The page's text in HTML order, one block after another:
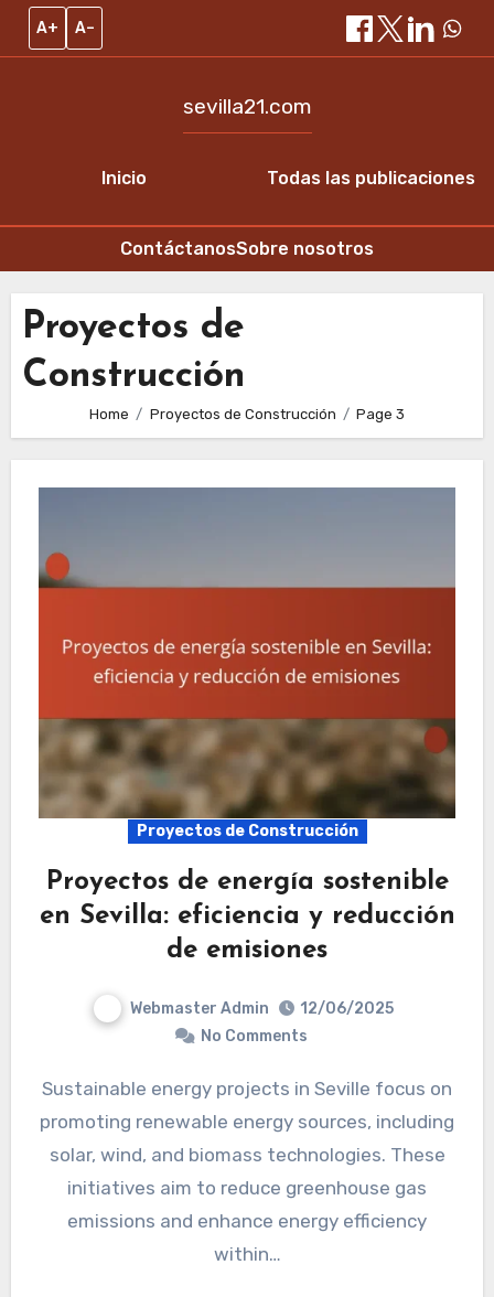
A+ A–
Inicio
sevilla21.com
Todas las publicaciones
ContáctanosSobre nosotros
Proyectos de
Construcción
Home Proyectos de Construcción Page 3
Proyectos de Construcción
Proyectos de energía sostenible
en Sevilla: eficiencia y reducción
de emisiones
Webmaster Admin
12/06/2025
No Comments
Sustainable energy projects in Seville focus on
promoting renewable energy sources, including
solar, wind, and biomass technologies. These
initiatives aim to reduce greenhouse gas
emissions and enhance energy efficiency
within…